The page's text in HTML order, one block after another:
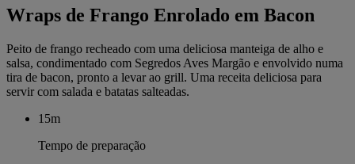
Wraps de Frango Enrolado em Bacon
Peito de frango recheado com uma deliciosa manteiga de alho e
salsa, condimentado com Segredos Aves Margão e envolvido numa
tira de bacon, pronto a levar ao grill. Uma receita deliciosa para
servir com salada e batatas salteadas.
15m
Tempo de preparação